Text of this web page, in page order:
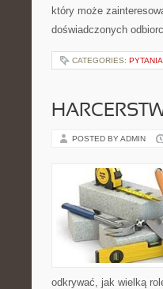
który może
doświadczonych
CATEGORIES:
POSTED BY ADMIN
odkrywać, jak wielką